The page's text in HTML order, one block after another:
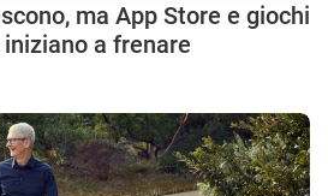
ma App Store e giochi
a frenare